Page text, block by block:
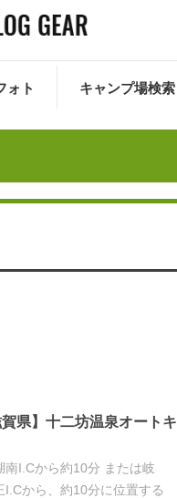
ォト キャンプ場検索
県】十二坊温泉オートキ
I.Cから約10分 または岐
から、約10分に位置する